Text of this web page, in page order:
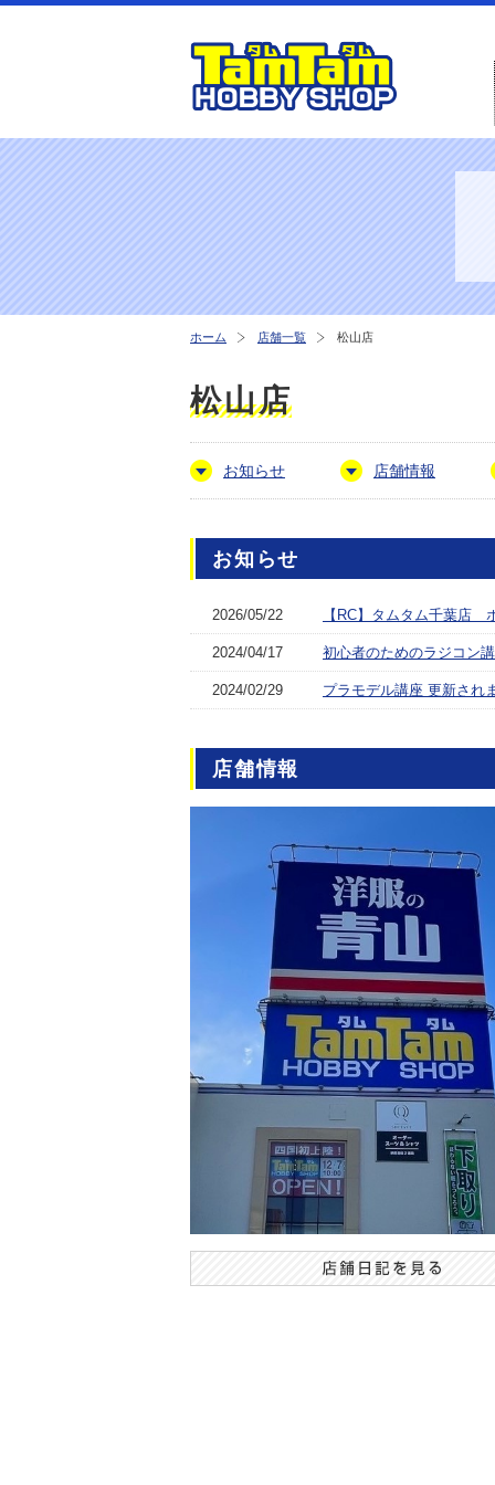
ホーム 店舗一覧 松山店
松山店
お知らせ 店舗情報
お知らせ
2026/05/22 【RC】タムタム千葉店
2024/04/17 初心者のためのラジコン
2024/02/29 プラモデル講座 更新され
店舗情報